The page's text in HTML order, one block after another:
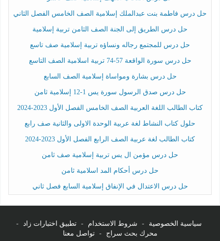
حل درس فاطمة بنت عبدالملك إسلامية الصف الخامس الفصل الثاني
حل درس الطريق إلى الجنة الصف الثامن تربية إسلامية
حل درس للمجتمع رجاله ونساؤه تربية إسلامية صف تاسع
حل درس سورة الواقعة 57-74 تربية اسلامية الصف التاسع
حل درس بشارة ومواساة إسلامية الصف السابع
حل درس صدق الرسول سورة يس 1-12 إسلامية ثامن
كتاب الطالب اللغة العربية الصف الخامس الفصل الأول 2023-2024
حلول كتاب النشاط لغة عربية الوحدة الاولى والثانية صف رابع
كتاب الطالب لغة عربية الصف الرابع الفصل الأول 2023-2024
حل درس مؤمن ال يس تربية إسلامية صف ثامن
حل درس أحكام المد اسلامية ثامن
حل درس الاعتدال في الإنفاق إسلامية السابع فصل ثاني
سياسية الخصوصية - شروط الاستخدام - تطبيق اختبارات زاد
-
محرك بحث سراج
- تواصل معنا